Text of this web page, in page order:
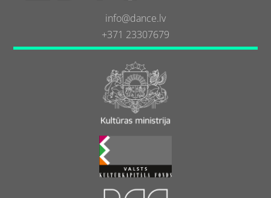
info@dance.lv
+371 23307679